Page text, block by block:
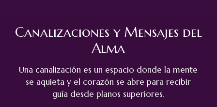
Canalizaciones y Mensajes del
Alma
Una canalización es un espacio donde la mente
se aquieta y el corazón se abre para recibir
guía desde planos superiores.